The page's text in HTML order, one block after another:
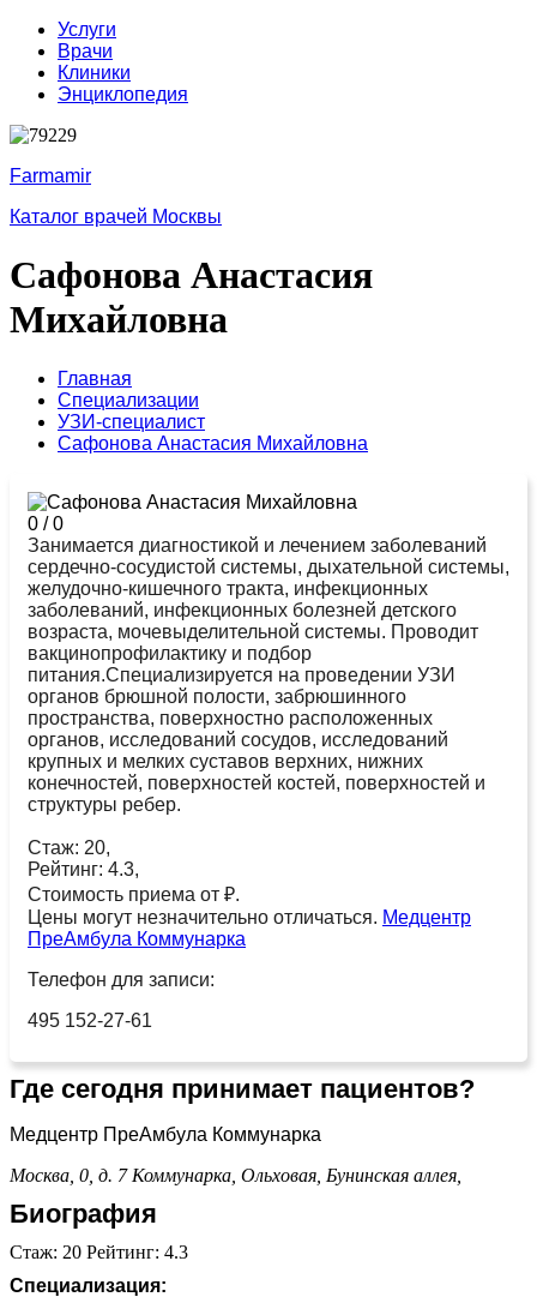
Услуги
Врачи
Клиники
Энциклопедия
Farmamir
Каталог врачей Москвы
Сафонова Анастасия
Михайловна
Главная
Специализации
УЗИ-специалист
Сафонова Анастасия Михайловна
0 /0
Занимается диагностикой и лечением заболеваний
сердечно-сосудистой системы, дыхательной системы,
желудочно-кишечного тракта, инфекционных
заболеваний, инфекционных болезней детского
возраста, мочевыделительной системы. Проводит
вакцинопрофилактику и подбор
питания.Специализируется на проведении УЗИ
органов брюшной полости, забрюшинного
пространства, поверхностно расположенных
органов, исследований сосудов, исследований
крупных и мелких суставов верхних, нижних
конечностей, поверхностей костей, поверхностей и
структуры ребер.
Стаж: 20,
Рейтинг: 4.3,
Стоимость приема от ₽.
Цены могут незначительно отличаться. Медцентр
ПреАмбула Коммунарка
Телефон для записи:
495 152-27-61
Где сегодня принимает пациентов?
Медцентр ПреАмбула Коммунарка
Москва, 0, д. 7 Коммунарка, Ольховая, Бунинская аллея,
Биография
Стаж: 20 Рейтинг: 4.3
Специализация: